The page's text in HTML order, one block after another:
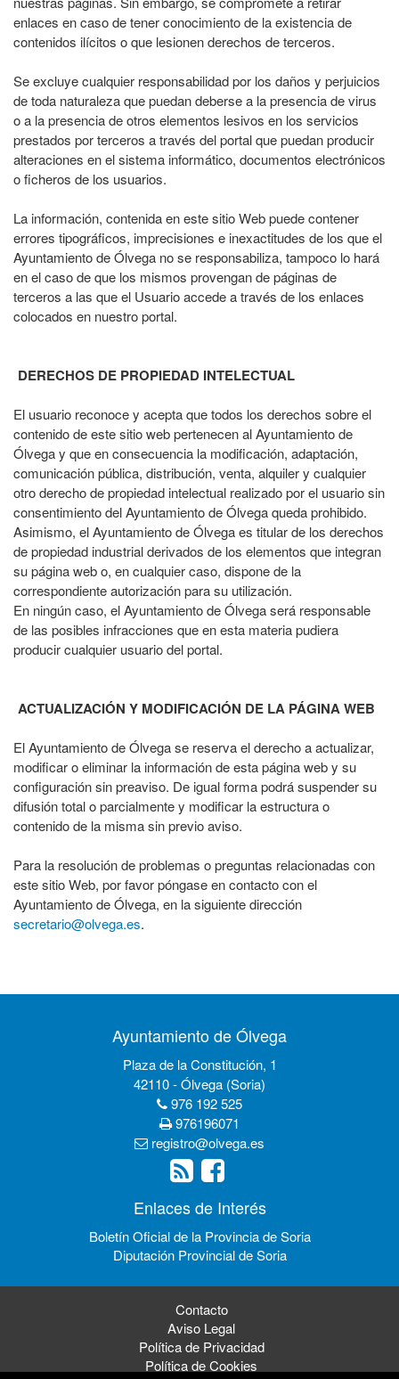
enlaces en caso de tener conocimiento de la existencia de
contenidos ilícitos o que lesionen derechos de terceros.
Se excluye cualquier responsabilidad por los daños y perjuicios
de toda naturaleza que puedan deberse a la presencia de virus
o a la presencia de otros elementos lesivos en los servicios
prestados por terceros a través del portal que puedan producir
alteraciones en el sistema informático, documentos electrónicos
o ficheros de los usuarios.
La información, contenida en este sitio Web puede contener
errores tipográficos, imprecisiones e inexactitudes de los que el
Ayuntamiento de Ólvega no se responsabiliza, tampoco lo hará
en el caso de que los mismos provengan de páginas de
terceros a las que el Usuario accede a través de los enlaces
colocados en nuestro portal.
DERECHOS DE PROPIEDAD INTELECTUAL
El usuario reconoce y acepta que todos los derechos sobre el
contenido de este sitio web pertenecen al Ayuntamiento de
Ólvega y que en consecuencia la modificación, adaptación,
comunicación pública, distribución, venta, alquiler y cualquier
otro derecho de propiedad intelectual realizado por el usuario sin
consentimiento del Ayuntamiento de Ólvega queda prohibido.
Asimismo, el Ayuntamiento de Ólvega es titular de los derechos
de propiedad industrial derivados de los elementos que integran
su página web o, en cualquier caso, dispone de la
correspondiente autorización para su utilización.
En ningún caso, el Ayuntamiento de Ólvega será responsable
de las posibles infracciones que en esta materia pudiera
producir cualquier usuario del portal.
ACTUALIZACIÓN Y MODIFICACIÓN DE LA PÁGINA WEB
El Ayuntamiento de Ólvega se reserva el derecho a actualizar,
modificar o eliminar la información de esta página web y su
configuración sin preaviso. De igual forma podrá suspender su
difusión total o parcialmente y modificar la estructura o
contenido de la misma sin previo aviso.
Para la resolución de problemas o preguntas relacionadas con
este sitio Web, por favor póngase en contacto con el
Ayuntamiento de Ólvega, en la siguiente dirección
secretario@olvega.es.
Ayuntamiento de Ólvega
Plaza de la Constitución, 1
42110 - Ólvega (Soria)
976 192 525
976196071
registro@olvega.es
Enlaces de Interés
Boletín Oficial de la Provincia de Soria
Diputación Provincial de Soria
Contacto
Aviso Legal
Política de Privacidad
Política de Cookies